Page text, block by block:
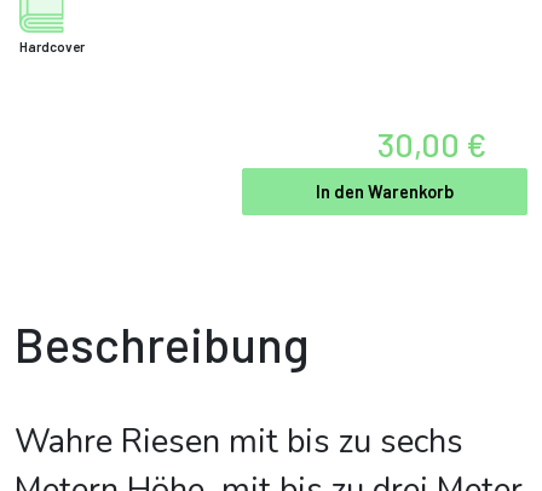
Hardcover
30,00 €
In den Warenkorb
Beschreibung
Wahre Riesen mit bis zu sechs